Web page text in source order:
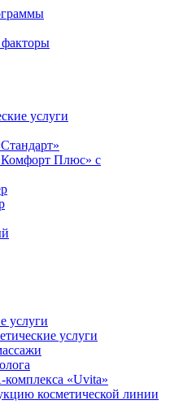
услуги
Плюс» с
услуги
услуги
«Uvita»
косметической линии